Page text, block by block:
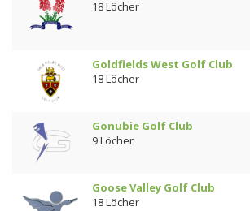
18 Löcher
Goldfields West Golf Club
18 Löcher
Gonubie Golf Club
9 Löcher
Goose Valley Golf Club
18 Löcher